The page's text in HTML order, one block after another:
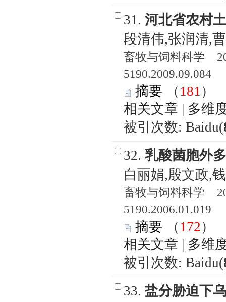
31. 河北省农村
段清伟,张润清,
畜牧与饲料科学
5190.2009.09.084
摘要 （ 181
相关文章 | 多维
被引次数: Baidu(
32. 乳酸菌胞外
白丽娟,殷文政,
畜牧与饲料科学
5190.2006.01.019
摘要 （ 172
相关文章 | 多维
被引次数: Baidu(
33. 盐分胁迫下